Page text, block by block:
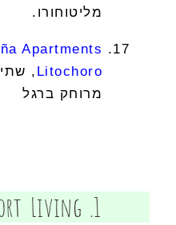
מליטוחורו.
Apartments
Litochoro
,
מרוחק ברגל
1. Epineio Comfort Living